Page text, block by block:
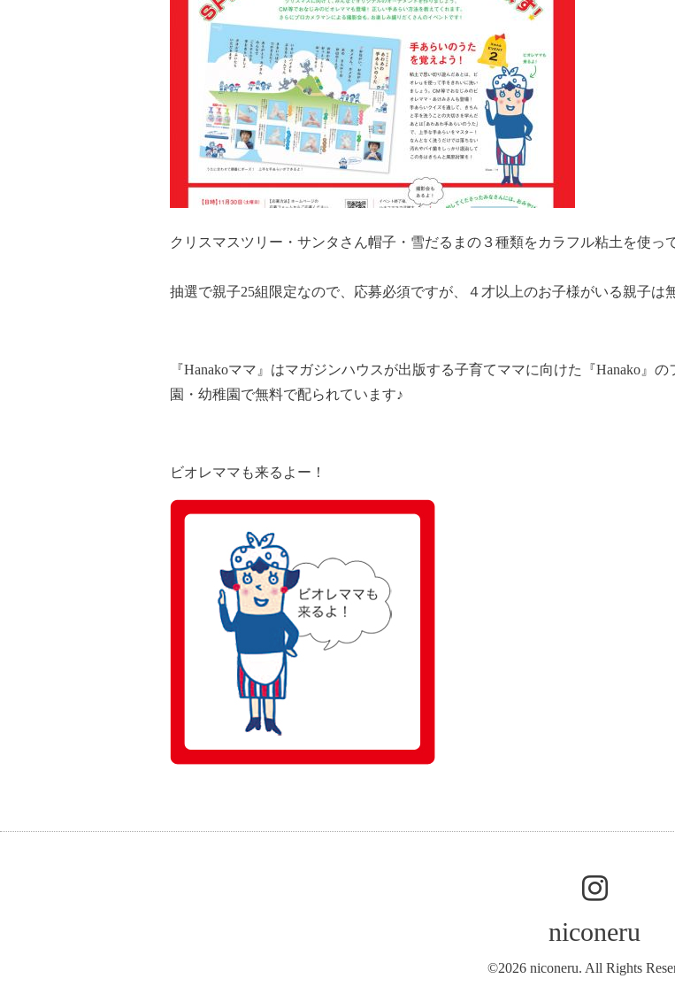
クリスマスツリー・サンタさん帽子・雪だるまの３種類をカラフル粘土を使っ
抽選で親子25組限定なので、応募必須ですが、４才以上のお子様がいる親子は
『Hanakoママ』はマガジンハウスが出版する子育てママに向けた『Hanako』
園・幼稚園で無料で配られています♪
ビオレママも来るよー！
niconeru
©2026 niconeru. All Rights